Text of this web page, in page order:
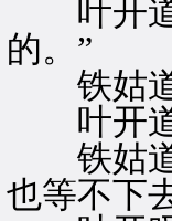
叶开道
的。”
铁姑道
叶开道
铁姑道
也等不下